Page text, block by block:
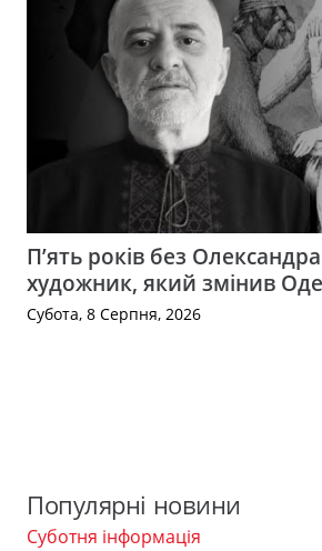
П’ять років без
художник, який змінив
Субота, 8 Серпня, 2026
Популярні новини
Суботня інформація